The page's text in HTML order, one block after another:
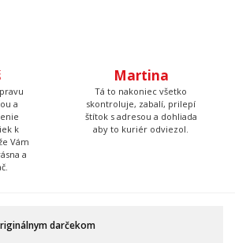
a
k
Vám
a
Martina
Tá to nakoniec všetko
skontroluje, zabalí, prilepí
štítok s adresou a dohliada
aby to kuriér odviezol.
darčekom